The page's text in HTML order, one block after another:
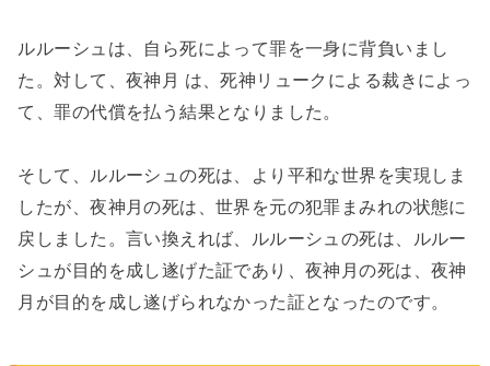
ルルーシュは、自ら死によって罪を一身に背負いまし
た。対して、夜神月 は、死神リュークによる裁きによっ
て、罪の代償を払う結果となりました。
そして、ルルーシュの死は、より平和な世界を実現しま
したが、夜神月の死は、世界を元の犯罪まみれの状態に
戻しました。言い換えれば、ルルーシュの死は、ルルー
シュが目的を成し遂げた証であり、夜神月の死は、夜神
月が目的を成し遂げられなかった証となったのです。